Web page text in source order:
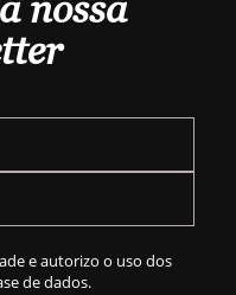
nossa
e autorizo o uso dos
de dados.